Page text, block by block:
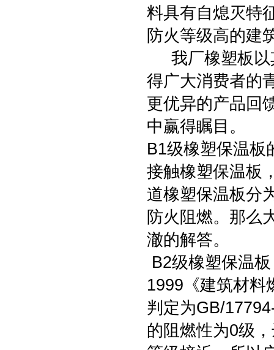
料具有自熄灭特
防火等级高的建
我厂橡塑板以
得广大消费者的
更优异的产品回
中赢得瞩目。
B1级橡塑保温板
接触橡塑保温板
道橡塑保温板分
防火阻燃。那么
澈的解答。
B2级橡塑保温
1999《建筑材料
判定为GB/
的阻燃性为0级